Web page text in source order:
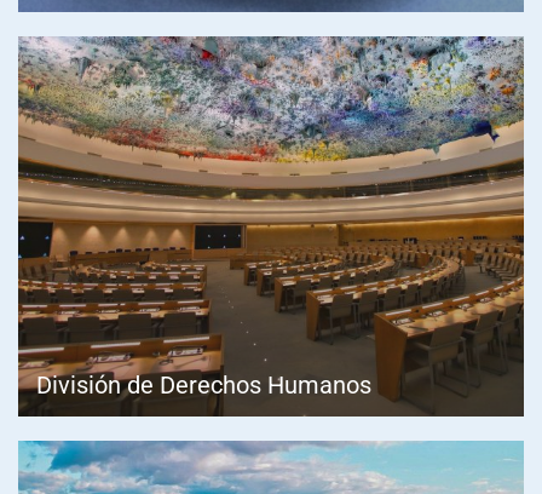
División de Derechos Humanos